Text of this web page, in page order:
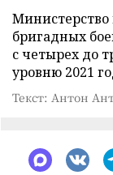
бригадных
с четырех до
уровню 2021
Текст: Антон